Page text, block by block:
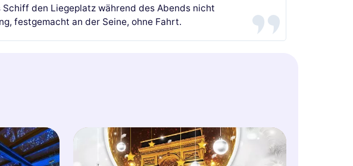
den Liegeplatz während des Abends nicht
festgemacht an der Seine, ohne Fahrt.